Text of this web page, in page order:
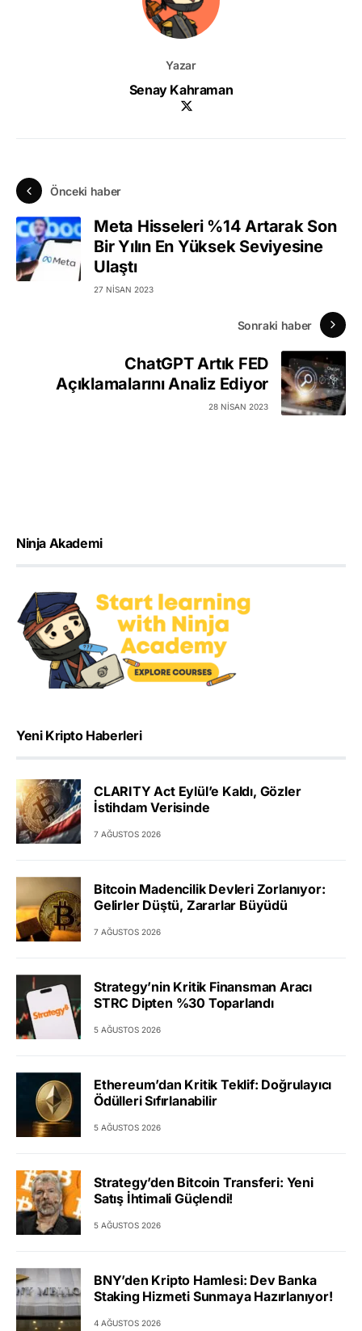
Yazar
Senay Kahraman
Önceki haber
Meta Hisseleri %14 Artarak Son
Bir Yılın En Yüksek Seviyesine
Ulaştı
27 NISAN 2023
Sonraki haber
ChatGPT Artık FED
Açıklamalarını Analiz Ediyor
28 NISAN 2023
Ninja Akademi
Yeni Kripto Haberleri
CLARITY Act Eylül’e Kaldı, Gözler
İstihdam Verisinde
7 AĞUSTOS 2026
Bitcoin Madencilik Devleri Zorlanıyor:
Gelirler Düştü, Zararlar Büyüdü
7 AĞUSTOS 2026
Strategy’nin Kritik Finansman Aracı
STRC Dipten %30 Toparlandı
5 AĞUSTOS 2026
Ethereum’dan Kritik Teklif: Doğrulayıcı
Ödülleri Sıfırlanabilir
5 AĞUSTOS 2026
Strategy’den Bitcoin Transferi: Yeni
Satış İhtimali Güçlendi!
5 AĞUSTOS 2026
BNY’den Kripto Hamlesi: Dev Banka
Staking Hizmeti Sunmaya Hazırlanıyor!
4 AĞUSTOS 2026